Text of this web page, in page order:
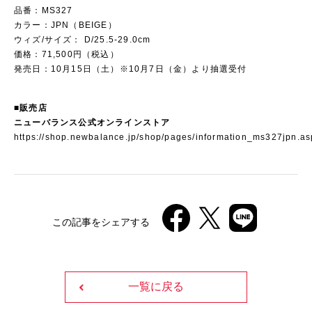
品番：MS327
カラー：JPN（BEIGE）
ウィズ/サイズ： D/25.5-29.0cm
価格：71,500円（税込）
発売日：10月15日（土）※10月7日（金）より抽選受付
■販売店
ニューバランス公式オンラインストア
https://shop.newbalance.jp/shop/pages/
この記事をシェアする
一覧に戻る